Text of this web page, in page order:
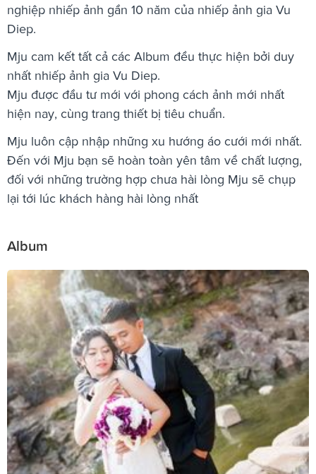
nghiệp nhiếp ảnh gần 10 năm của nhiếp ảnh gia Vu
Diep.
Mju cam kết tất cả các Album đều thực hiện bởi duy
nhất nhiếp ảnh gia Vu Diep.
Mju được đầu tư mới với phong cách ảnh mới nhất
hiện nay, cùng trang thiết bị tiêu chuẩn.
Mju luôn cập nhập những xu hướng áo cưới mới nhất.
Đến với Mju bạn sẽ hoàn toàn yên tâm về chất lượng,
đối với những trường hợp chưa hài lòng Mju sẽ chụp
lại tới lúc khách hàng hài lòng nhất
Album